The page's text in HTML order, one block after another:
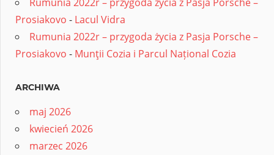
Prosiakovo - Lacul Vidra
Rumunia 2022r – przygoda życia z Pasja Porsche –
Prosiakovo - Munţii Cozia i Parcul Național Cozia
ARCHIWA
maj 2026
kwiecień 2026
marzec 2026